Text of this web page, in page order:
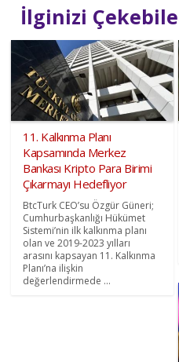
İlginizi
11. Kalkınma Planı
Kapsamında Merkez
Bankası Kripto Para Birimi
Çıkarmayı Hedefliyor
BtcTurk CEO’su Özgür Güneri;
Cumhurbaşkanlığı Hükümet
Sistemi’nin ilk kalkınma planı
olan ve 2019-2023 yılları
arasını kapsayan 11. Kalkınma
Planı’na ilişkin
değerlendirmede ...